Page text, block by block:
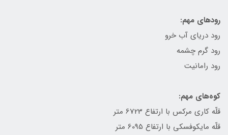
رودهای مهم:
رود دريای آب خرو
رود گرم چشمه
رود رامانيت
كوه‌های مهم:
قلّه كاری مركس با ارتفاع 6723 متر
قلّه مايكوفسكی با ارتفاع 6095 متر